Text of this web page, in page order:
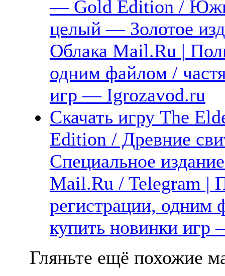
— Gold Edition /
целый — Золотое
Облака Mail.Ru |
одним файлом /
игр — Igrozavod.ru
Скачать игру The
Edition / Древние
Специальное
Mail.Ru / Telegram |
регистрации, одним
купить новинки
Гляньте ещё похожие